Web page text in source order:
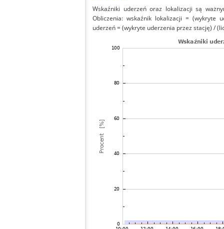
Wskaźniki uderzeń oraz lokalizacji są
Obliczenia: wskaźnik lokalizacji = (wykryte
uderzeń = (wykryte uderzenia przez stację) /